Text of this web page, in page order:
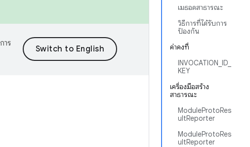
เมธอดสาธารณะ
วิธีการที่ได้รับการ
ป้องกัน
ค่าคงที่
INVOCATION_ID_
KEY
เครื่องมือสร้าง
สาธารณะ
ModuleProtoRes
ultReporter
ModuleProtoRes
ultReporter
าร